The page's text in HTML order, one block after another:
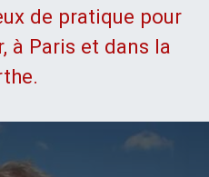
de pratique pour
à Paris et dans la